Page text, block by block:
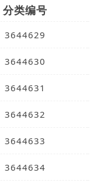
分类编号
3644629
3644630
3644631
3644632
3644633
3644634